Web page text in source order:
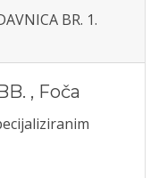
BR. 1.
, Foča